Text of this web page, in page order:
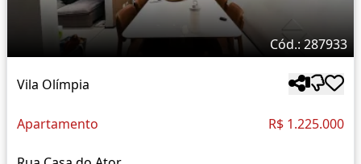
Cód.: 287933
Vila Olímpia
Apartamento R$ 1.225.000